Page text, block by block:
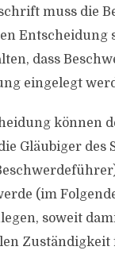
muss die
Entscheidung
dass
eingelegt
können
Gläubiger des
(im
soweit
Zuständigkeit